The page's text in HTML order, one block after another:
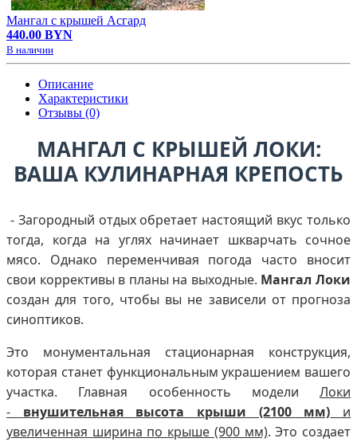
Мангал с крышей Асгард
440.00 BYN
В наличии
Описание
Характеристики
Отзывы (0)
МАНГАЛ С КРЫШЕЙ ЛОКИ:
ВАША КУЛИНАРНАЯ КРЕПОСТЬ
- Загородный отдых обретает настоящий вкус только
тогда, когда на углях начинает шкварчать сочное
мясо. Однако переменчивая погода часто вносит
свои коррективы в планы на выходные. Мангал Локи
создан для того, чтобы вы не зависели от прогноза
синоптиков.
Это монументальная стационарная конструкция,
которая станет функциональным украшением вашего
участка. Главная особенность модели Локи
- внушительная высота крыши (2100 мм) и
увеличенная ширина по крыше (900 мм). Это создает